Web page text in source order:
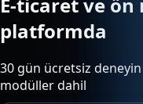
E-ticaret ve
platformda
30 gün ücretsiz deneyin
modüller dahil